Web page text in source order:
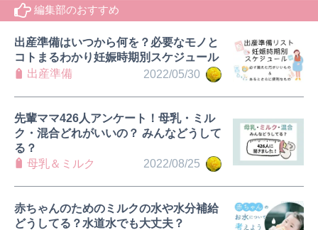
編集部のおすすめ
2022/05/30
出産準備はいつから何を？必要なモノと
コトまるわかり妊娠時期別スケジュール
出産準備
2022/08/25
先輩ママ426人アンケート！母乳・ミル
ク・混合どれがいいの？ みんなどうして
る？
母乳＆ミルク
赤ちゃんのためのミルクの水や水分補給
どうしてる？水道水でも大丈夫？